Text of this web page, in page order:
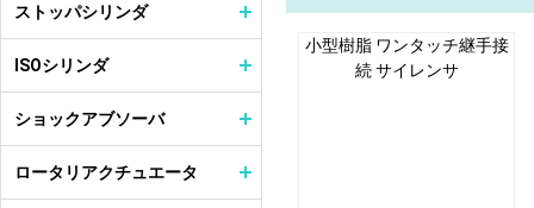
小型樹脂 ワンタッチ継手接
続 サイレンサ
ストッパシリンダ
ISOシリンダ
ショックアブソーバ
ロータリアクチュエータ